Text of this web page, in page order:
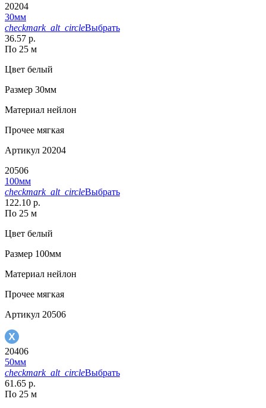
20204
30мм
checkmark_alt_circleВыбрать
36.57 р.
По 25 м
Цвет белый
Размер 30мм
Материал нейлон
Прочее мягкая
Артикул 20204
20506
100мм
checkmark_alt_circleВыбрать
122.10 р.
По 25 м
Цвет белый
Размер 100мм
Материал нейлон
Прочее мягкая
Артикул 20506
20406
50мм
checkmark_alt_circleВыбрать
61.65 р.
По 25 м